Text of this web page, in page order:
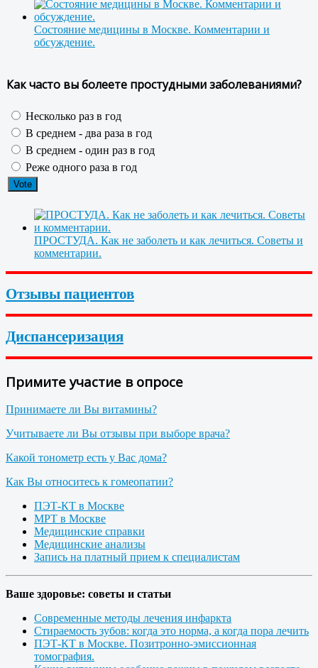
Состояние медицины в Москве. Комментарии и
обсуждение.
Как часто вы болеете простудными заболеваниями?
Несколько раз в год
В среднем - два раза в год
В среднем - один раз в год
Реже одного раза в год
ПРОСТУДА. Как не заболеть и как лечиться. Советы и
комментарии.
Отзывы пациентов
Диспансеризация
Примите участие в опросе
Принимаете ли Вы витамины?
Учитываете ли Вы отзывы при выборе врача?
Какой тонометр есть у Вас дома?
Как Вы относитесь к гомеопатии?
ПЭТ-КТ в Москве
МРТ в Москве
Медицинские справки
Медицинские анализы
Запись на платный прием к специалистам
Ваше здоровье: советы и статьи
Современные методы лечения инфаркта
Стираемость зубов: когда это норма, а когда пора лечить
ПЭТ-КТ в Москве. Позитронно-эмиссионная
томография.